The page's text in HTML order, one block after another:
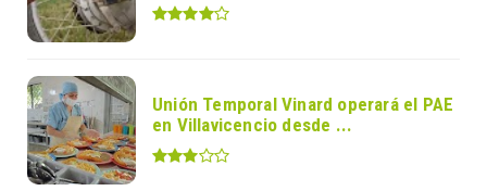
Unión Temporal Vinard operará el PAE
en Villavicencio desde ...